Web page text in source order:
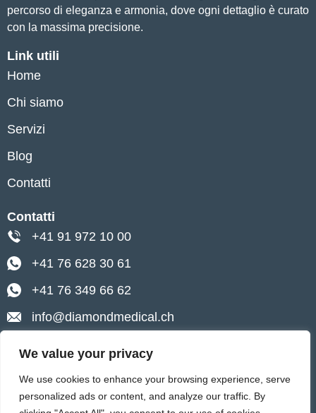
We value your privacy
We use cookies to enhance your browsing experience, serve
personalized ads or content, and analyze our traffic. By
percorso di eleganza e armonia, dove ogni dettaglio è curato
con la massima precisione.
Link utili
Home
Chi siamo
Servizi
Blog
Contatti
Contatti
+41 91 972 10 00
+41 76 628 30 61
+41 76 349 66 62
info@diamondmedical.ch
Ascona, Via Baraggie 4